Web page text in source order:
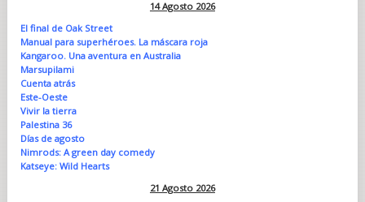
14 Agosto 2026
El final de Oak Street
Manual para superhéroes. La máscara roja
Kangaroo. Una aventura en Australia
Marsupilami
Cuenta atrás
Este-Oeste
Vivir la tierra
Palestina 36
Días de agosto
Nimrods: A green day comedy
Katseye: Wild Hearts
21 Agosto 2026